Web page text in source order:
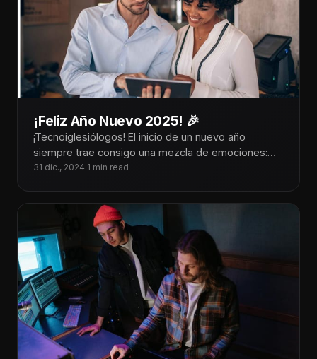
¡Feliz Año Nuevo 2025! 🎉
¡Tecnoiglesiólogos! El inicio de un nuevo año
siempre trae consigo una mezcla de emociones:
gratitud por las bendiciones del año
31 dic., 2024·1 min read